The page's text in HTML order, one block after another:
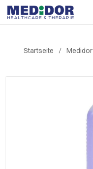
Startseite Medidor